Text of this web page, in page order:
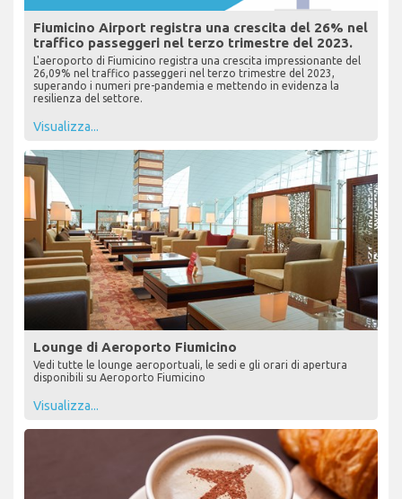
Fiumicino Airport registra una crescita del 26% nel
traffico passeggeri nel terzo trimestre del 2023.
L'aeroporto di Fiumicino registra una crescita impressionante del
26,09% nel traffico passeggeri nel terzo trimestre del 2023,
superando i numeri pre-pandemia e mettendo in evidenza la
resilienza del settore.
Visualizza...
Lounge di Aeroporto Fiumicino
Vedi tutte le lounge aeroportuali, le sedi e gli orari di apertura
disponibili su Aeroporto Fiumicino
Visualizza...